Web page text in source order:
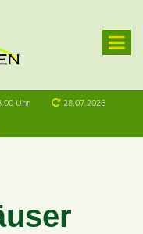
Uhr
28.07.2026